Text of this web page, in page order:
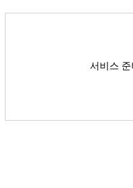
서비스